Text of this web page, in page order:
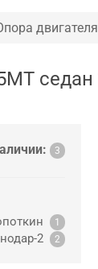
3
1
2 2